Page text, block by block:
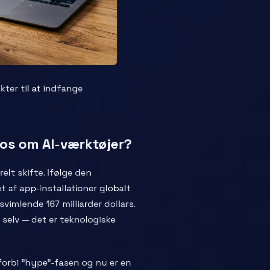
til at indfange
om AI-værktøjer?
skifte. Ifølge den
af app-installationer globalt
167 milliarder dollars.
— det er teknologiske
"hype"-fasen og nu er en